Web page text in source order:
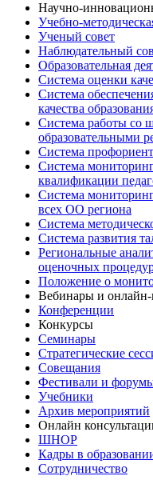
Научно-
Учебно-
Ученый совет
Наблюдательный
Образовательная
Система оценки
Система
качества
Система работы со
образовательными
Система
Система
квалификации
Система
всех ОО региона
Система
Система развития
Региональные
оценочных
Положение о
Вебинары и онлайн-
Конференции
Конкурсы
Семинары
Стратегические
Совещания
Фестивали и
Учебники
Архив мероприятий
Онлайн
ШНОР
Кадры в
Сотрудничество